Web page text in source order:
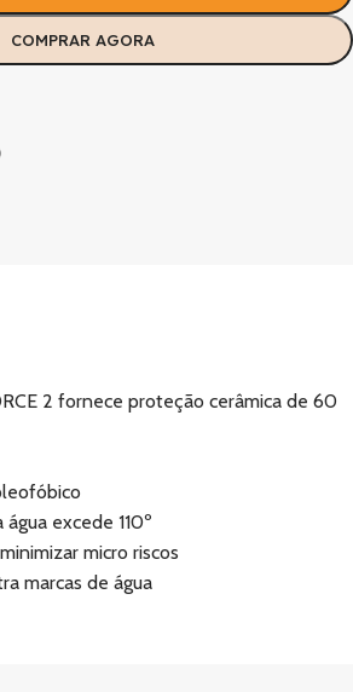
COMPRAR AGORA
2 fornece proteção cerâmica de 60
excede 110º
micro riscos
marcas de água